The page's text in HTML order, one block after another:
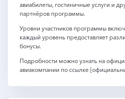
авиабилеты, гостиничные услуги и
партнёров программы.
Уровни участников программы
каждый уровень предоставляет
бонусы.
Подробности можно узнать на
авиакомпании по ссылке